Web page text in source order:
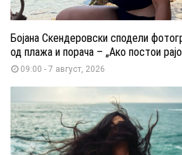
Бојана Скендеровски сподели
од плажа и порача – „Ако постои
09:00 - 7 август, 2026